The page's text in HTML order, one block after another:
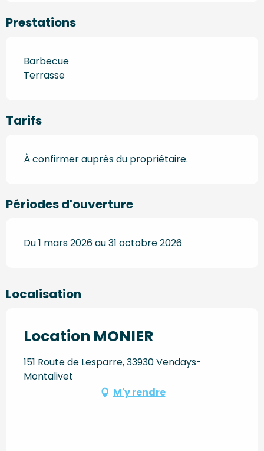
Prestations
Barbecue
Terrasse
Tarifs
À confirmer auprès du propriétaire.
Périodes d'ouverture
Du 1 mars 2026 au 31 octobre 2026
Localisation
Location MONIER
151 Route de Lesparre, 33930 Vendays-
Montalivet
M'y rendre